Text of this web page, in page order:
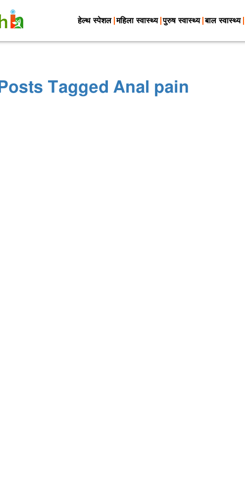
हेल्थ स्पेशल महिला स्वास्थ्य पुरुष स्वास्थ्य बाल स्वास्थ्य
Posts Tagged Anal pain